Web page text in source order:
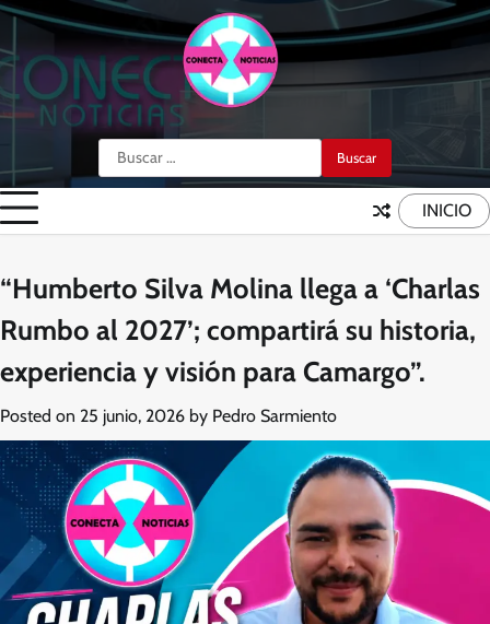
Skip
content
Buscar:
INICIO
“Humberto Silva Molina llega a ‘Charlas
Rumbo al 2027’; compartirá su historia,
experiencia y visión para Camargo”.
Posted on 25 junio, 2026 by Pedro Sarmiento